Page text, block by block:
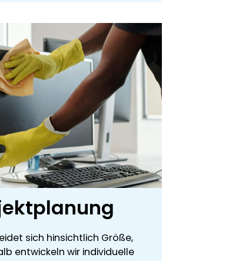
sich hinsichtlich Größe,
entwickeln wir individuelle